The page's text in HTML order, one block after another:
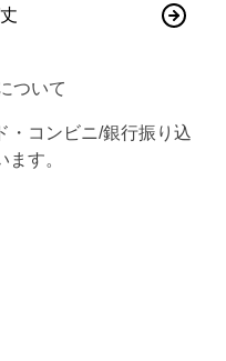
ついて
・コンビニ/銀行振り込
す。